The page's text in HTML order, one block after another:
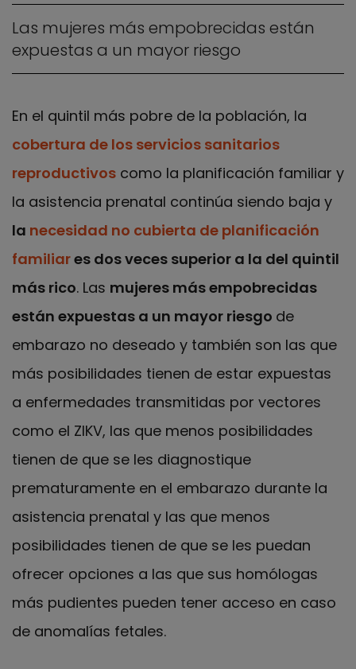
Las mujeres más empobrecidas están
expuestas a un mayor riesgo
En el quintil más pobre de la población, la
cobertura de los servicios sanitarios
reproductivos como la planificación familiar y
la asistencia prenatal continúa siendo baja y
la necesidad no cubierta de planificación
familiares dos veces superior a la del quintil
más rico. Las mujeres más empobrecidas
están expuestas a un mayor riesgo de
embarazo no deseado y también son las que
más posibilidades tienen de estar expuestas
a enfermedades transmitidas por vectores
como el ZIKV, las que menos posibilidades
tienen de que se les diagnostique
prematuramente en el embarazo durante la
asistencia prenatal y las que menos
posibilidades tienen de que se les puedan
ofrecer opciones a las que sus homólogas
más pudientes pueden tener acceso en caso
de anomalías fetales.